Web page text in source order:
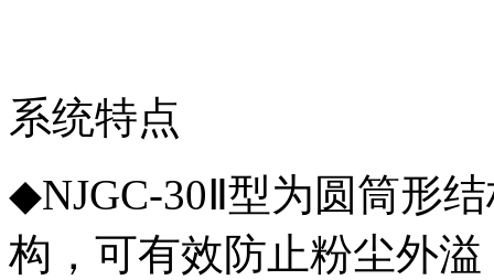
系统特点
◆NJGC-30Ⅱ型为圆筒形
构，可有效防止粉尘外溢